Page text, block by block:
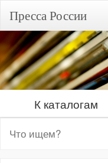
Пресса России
К каталогам